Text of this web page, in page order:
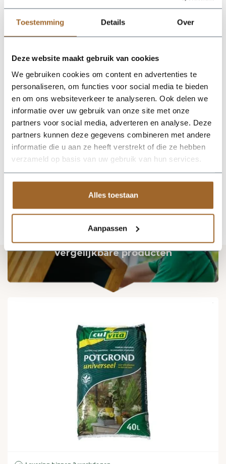
Toestemming Details Over
Deze website maakt gebruik van cookies
We gebruiken cookies om content en advertenties te
personaliseren, om functies voor social media te bieden
en om ons websiteverkeer te analyseren. Ook delen we
informatie over uw gebruik van onze site met onze
partners voor social media, adverteren en analyse. Deze
partners kunnen deze gegevens combineren met andere
informatie die u aan ze heeft verstrekt of die ze hebben
verzameld op basis van uw gebruik van hun services.
Alles toestaan
Aanpassen
Levertijd: Onze vierkante cortenstalen plantenbakken
worden rechtstreeks vanaf de fabriek bij jouw thuisbezorgd.
gevallen is de levertijd langer, wij brengen jou hier uiteraard
Op zoek naar een vakkundige
hulp?
Neem contact op of bezoek de showroom!
Stel je vraag
Vergelijkbare producten